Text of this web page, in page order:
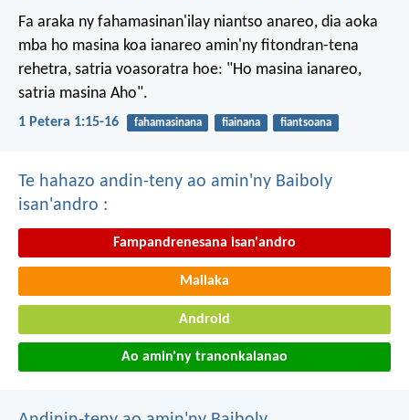
Fa araka ny fahamasinan'ilay niantso anareo, dia aoka
mba ho masina koa ianareo amin'ny fitondran-tena
rehetra, satria voasoratra hoe: "Ho masina ianareo,
satria masina Aho".
1 Petera 1:15-16 fahamasinana fiainana fiantsoana
Te hahazo andin-teny ao amin'ny Baiboly
isan'andro :
Fampandrenesana isan'andro
Mailaka
Android
Ao amin'ny tranonkalanao